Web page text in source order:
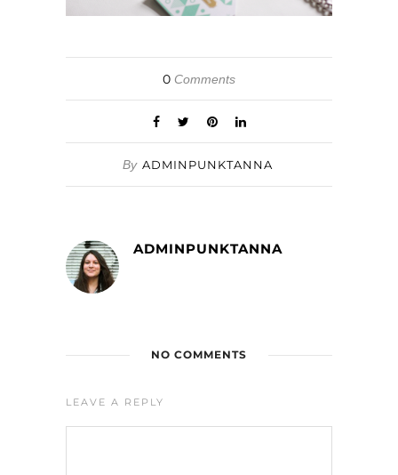
0 Comments
By ADMINPUNKTANNA
ADMINPUNKTANNA
NO COMMENTS
LEAVE A REPLY